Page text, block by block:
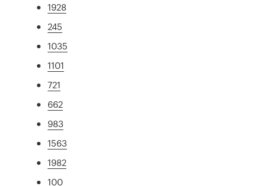
1928
245
1035
1101
721
662
983
1563
1982
100